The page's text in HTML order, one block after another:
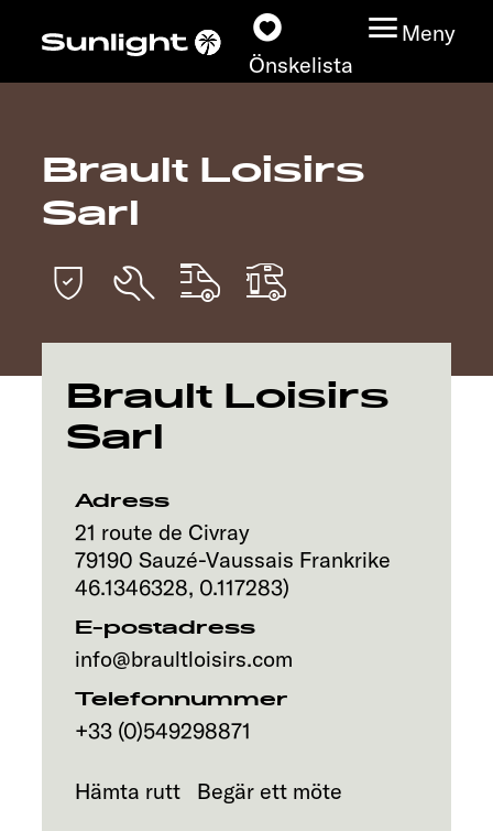
Önskelista
Meny
Modeller
Find din Sunlight
Upptäck
Brault Loisirs
Sarl
Brault Loisirs
Sarl
Adress
21 route de Civray
79190 Sauzé-Vaussais Frankrike
46.1346328, 0.117283)
E-postadress
info@braultloisirs.com
Telefonnummer
+33 (0)549298871
Hämta rutt Begär ett möte